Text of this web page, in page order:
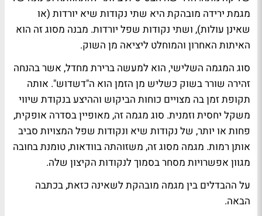
מגמת ירידה מובהקת היא שתי נקודות שיא יורדות (או
שאינן עולות), ושתי נקודות שפל יורדות. מבנה מסוג זה הוא
האיתות האחרון והמוחלט ליציאה מן השוק.
סוג המגמה השלישי, הוא למעשה ברירת מחדל, אשר בהנחה
זהירה שורר בשוק כשליש מן הזמן הוא ה"דשדוש". אותה
תקופת זמן בה מצויים כוחות הביקוש וההיצע בנקודת שיווי
משקל יחסית וזמנית. סוג מגמה זה, מאופיין בסדרה אופקית,
פחות או יותר, של נקודות שיא ונקודות שפל המצויות סביב
אותן רמות. מגמה מסוג זה, משזוהתה בוודאות, טומנת בחובה
מגוון אפשרויות מסחר בסמוך לנקודות הקיצון שלה.
על ההבדלים בין מגמה מובהקת לשאינה כזאת, בכתבה
הבאה.